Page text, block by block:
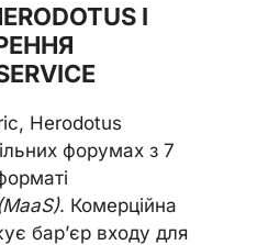
І
Herodotus
форумах з 7
. Комерційна
бар’єр входу для